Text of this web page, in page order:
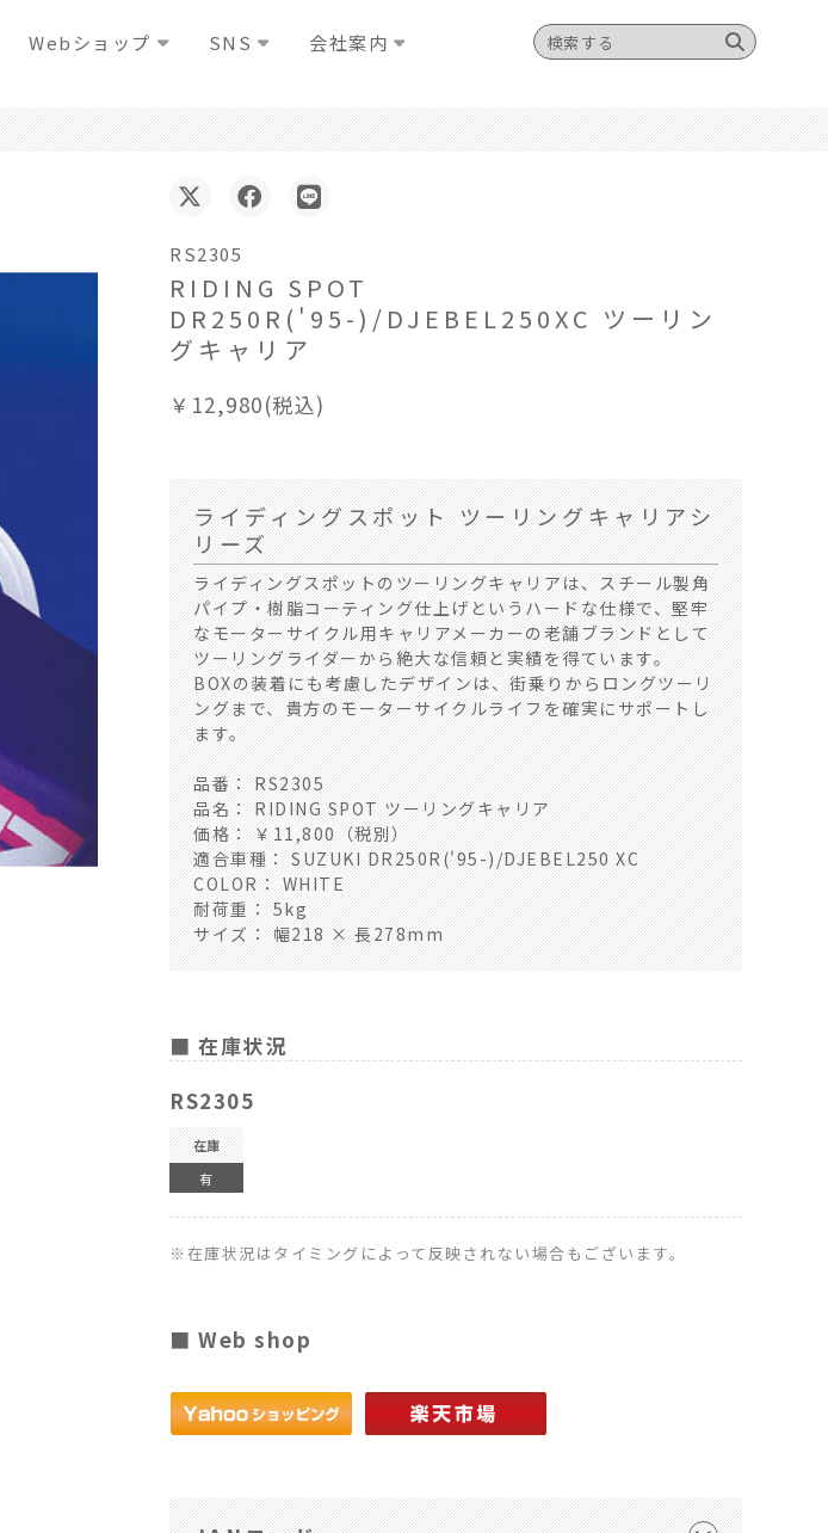
Webショップ SNS 会社案内
RS2305
RIDING SPOT
DR250R('95-)/DJEBEL250XC ツーリン
グキャリア
￥12,980(税込)
ライディングスポット ツーリングキャリアシ
リーズ
ライディングスポットのツーリングキャリアは、スチール製角
パイプ・樹脂コーティング仕上げというハードな仕様で、堅牢
なモーターサイクル用キャリアメーカーの老舗ブランドとして
ツーリングライダーから絶大な信頼と実績を得ています。
BOXの装着にも考慮したデザインは、街乗りからロングツーリ
ングまで、貴方のモーターサイクルライフを確実にサポートし
ます。
品番： RS2305
品名： RIDING SPOT ツーリングキャリア
価格： ￥11,800（税別）
適合車種： SUZUKI DR250R('95-)/DJEBEL250 XC
COLOR： WHITE
耐荷重： 5kg
サイズ： 幅218 × 長278mm
■ 在庫状況
RS2305
在庫
有
※在庫状況はタイミングによって反映されない場合もございます。
■ Web shop